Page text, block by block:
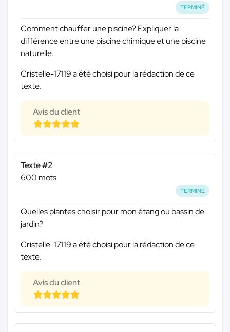
TERMINÉ
Comment chauffer une piscine? Expliquer la
différence entre une piscine chimique et une piscine
naturelle.
Cristelle-17119 a été choisi pour la rédaction de ce
texte.
Avis du client
Texte #2
600 mots
TERMINÉ
Quelles plantes choisir pour mon étang ou bassin de
jardin?
Cristelle-17119 a été choisi pour la rédaction de ce
texte.
Avis du client